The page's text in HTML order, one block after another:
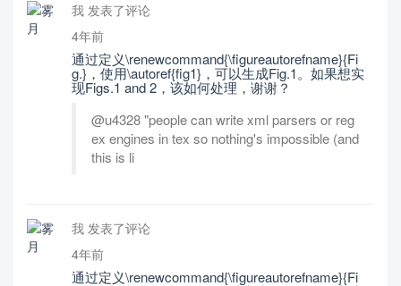
我 发表了评论
4年前
通过定义\renewcommand{\figureautorefname}{Fi
g.}，使用\autoref{fig1}，可以生成Fig.1。如果想实
现Figs.1 and 2，该如何处理，谢谢？
@u4328 "people can write xml parsers or reg
ex engines in tex so nothing's impossible (and
this is li
我 发表了评论
4年前
通过定义\renewcommand{\figureautorefname}{Fi